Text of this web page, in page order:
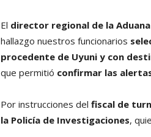
El director regional de la
hallazgo nuestros funcionarios
procedente de Uyuni y con
que permitió confirmar las
Por instrucciones del fiscal de
la Policía de Investigaciones,